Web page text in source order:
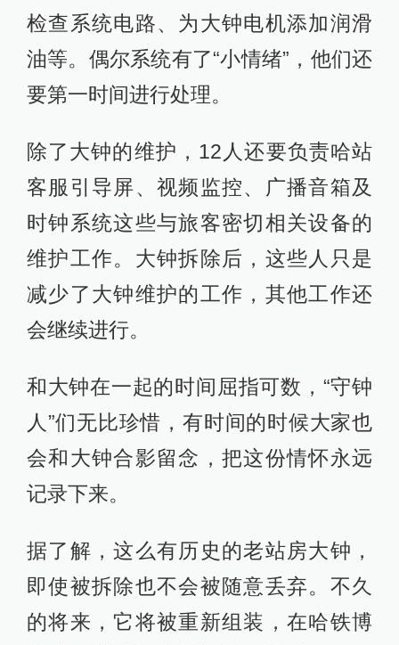
检查系统电路、为大钟电机添加润滑
油等。偶尔系统有了“小情绪”，他们还
要第一时间进行处理。
除了大钟的维护，12人还要负责哈站
客服引导屏、视频监控、广播音箱及
时钟系统这些与旅客密切相关设备的
维护工作。大钟拆除后，这些人只是
减少了大钟维护的工作，其他工作还
会继续进行。
和大钟在一起的时间屈指可数，“守钟
人”们无比珍惜，有时间的时候大家也
会和大钟合影留念，把这份情怀永远
记录下来。
据了解，这么有历史的老站房大钟，
即使被拆除也不会被随意丢弃。不久
的将来，它将被重新组装，在哈铁博